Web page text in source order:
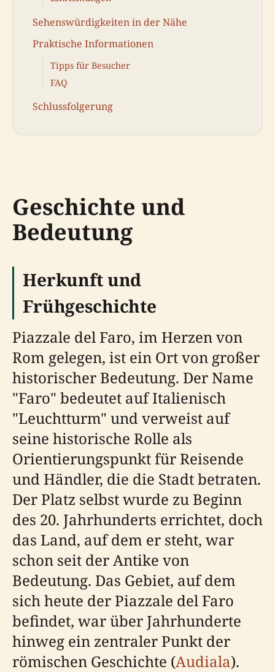
Sehenswürdigkeiten in der Nähe
Praktische Informationen
Tipps für Besucher
FAQ
Schlussfolgerung
Geschichte und
Bedeutung
Herkunft und
Frühgeschichte
Piazzale del Faro, im Herzen von
Rom gelegen, ist ein Ort von großer
historischer Bedeutung. Der Name
"Faro" bedeutet auf Italienisch
"Leuchtturm" und verweist auf
seine historische Rolle als
Orientierungspunkt für Reisende
und Händler, die die Stadt betraten.
Der Platz selbst wurde zu Beginn
des 20. Jahrhunderts errichtet, doch
das Land, auf dem er steht, war
schon seit der Antike von
Bedeutung. Das Gebiet, auf dem
sich heute der Piazzale del Faro
befindet, war über Jahrhunderte
hinweg ein zentraler Punkt der
römischen Geschichte (Audiala).